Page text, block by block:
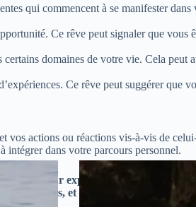
qui commencent à se manifester
Ce rêve peut signaler que
domaines de votre vie. Cela peut
Ce rêve peut suggérer que
vos actions ou réactions vis-à-vis de
intégrer dans votre parcours personnel.
pour explorer et embrasser les
et favoriser notre